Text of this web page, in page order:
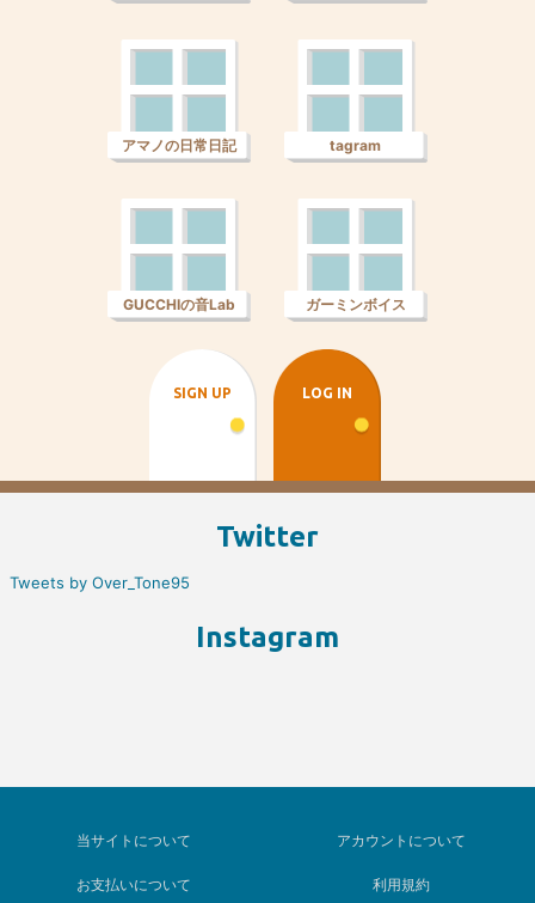
アマノの日常日記 tagram
GUCCHIの音Lab ガーミンボイス
SIGN UP LOG IN
Twitter
Tweets by Over_Tone95
Instagram
当サイトについて アカウントについて
お支払いについて 利用規約